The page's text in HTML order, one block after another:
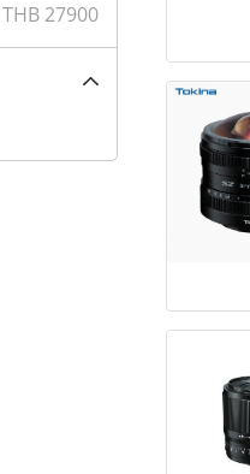
THB 27900